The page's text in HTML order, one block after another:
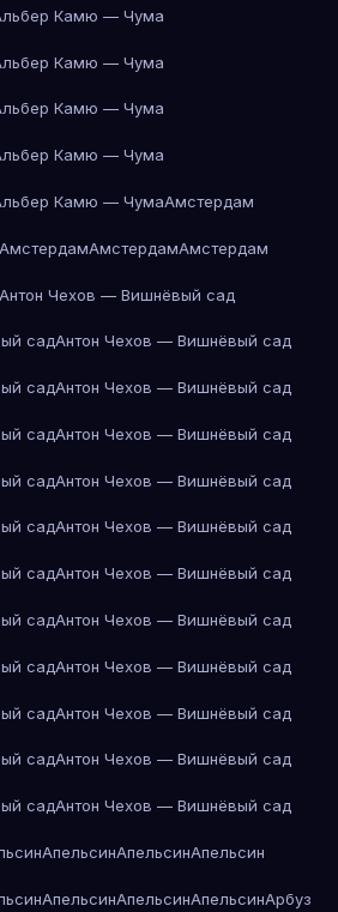
Камю — Чума
Камю — Чума
Камю — Чума
Камю — Чума
Камю — ЧумаАмстердам
АмстердамАмстердамАмстердам
Антон Чехов — Вишнёвый сад
садАнтон Чехов — Вишнёвый сад
садАнтон Чехов — Вишнёвый сад
садАнтон Чехов — Вишнёвый сад
садАнтон Чехов — Вишнёвый сад
садАнтон Чехов — Вишнёвый сад
садАнтон Чехов — Вишнёвый сад
садАнтон Чехов — Вишнёвый сад
садАнтон Чехов — Вишнёвый сад
садАнтон Чехов — Вишнёвый сад
садАнтон Чехов — Вишнёвый сад
садАнтон Чехов — Вишнёвый сад
АпельсинАпельсинАпельсин
АпельсинАпельсинАпельсинАрбуз